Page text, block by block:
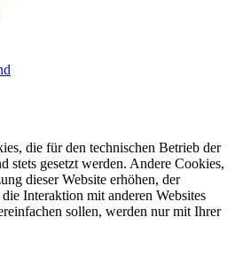
die für den technischen Betrieb der
stets gesetzt werden. Andere Cookies,
dieser Website erhöhen, der
Interaktion mit anderen Websites
sollen, werden nur mit Ihrer